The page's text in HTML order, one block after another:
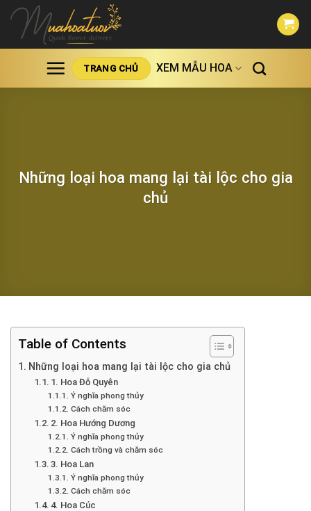
Skip
content
TRANG CHỦ XEM MẪU HOA
Những loại hoa mang lại tài lộc cho gia
chủ
Table of Contents
Những loại hoa mang lại tài lộc cho gia chủ
1. Hoa Đỗ Quyên
Ý nghĩa phong thủy
Cách chăm sóc
2. Hoa Hướng Dương
Ý nghĩa phong thủy
Cách trồng và chăm sóc
3. Hoa Lan
Ý nghĩa phong thủy
Cách chăm sóc
4. Hoa Cúc